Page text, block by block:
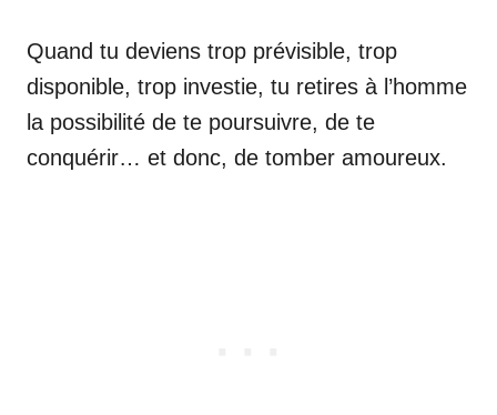
Quand tu deviens trop prévisible, trop
disponible, trop investie, tu retires à l’homme
la possibilité de te poursuivre, de te
conquérir… et donc, de tomber amoureux.